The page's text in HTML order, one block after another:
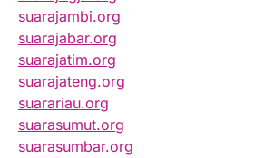
suarajambi.org
suarajabar.org
suarajatim.org
suarajateng.org
suarariau.org
suarasumut.org
suarasumbar.org